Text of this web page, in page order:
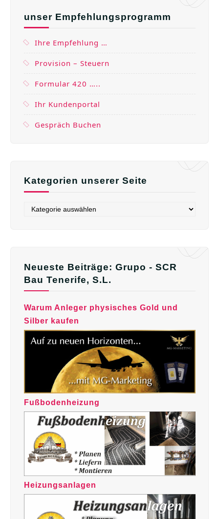
unser Empfehlungsprogramm
Ihre Empfehlung …
Provision – Steuern
Formular 420 …..
Ihr Kundenportal
Gespräch Buchen
Kategorien unserer Seite
Neueste Beiträge: Grupo - SCR
Bau Tenerife, S.L.
Warum Anleger physisches Gold und
Silber kaufen
Fußbodenheizung
Heizungsanlagen